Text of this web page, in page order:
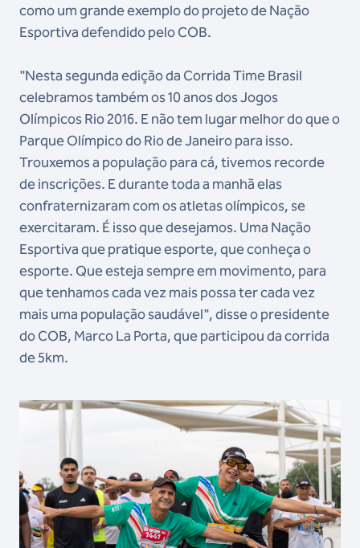
como um grande exemplo do projeto de Nação
Esportiva defendido pelo COB.
"Nesta segunda edição da Corrida Time Brasil
celebramos também os 10 anos dos Jogos
Olímpicos Rio 2016. E não tem lugar melhor do que o
Parque Olímpico do Rio de Janeiro para isso.
Trouxemos a população para cá, tivemos recorde
de inscrições. E durante toda a manhã elas
confraternizaram com os atletas olímpicos, se
exercitaram. É isso que desejamos. Uma Nação
Esportiva que pratique esporte, que conheça o
esporte. Que esteja sempre em movimento, para
que tenhamos cada vez mais possa ter cada vez
mais uma população saudável", disse o presidente
do COB, Marco La Porta, que participou da corrida
de 5km.